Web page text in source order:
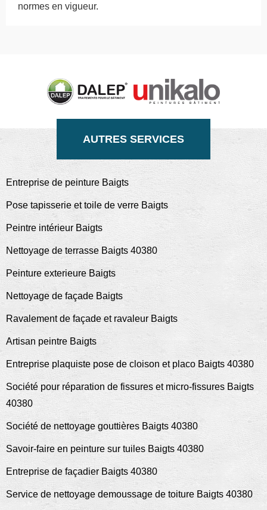
normes en vigueur.
AUTRES SERVICES
Entreprise de peinture Baigts
Pose tapisserie et toile de verre Baigts
Peintre intérieur Baigts
Nettoyage de terrasse Baigts 40380
Peinture exterieure Baigts
Nettoyage de façade Baigts
Ravalement de façade et ravaleur Baigts
Artisan peintre Baigts
Entreprise plaquiste pose de cloison et placo Baigts 40380
Société pour réparation de fissures et micro-fissures Baigts
40380
Société de nettoyage gouttières Baigts 40380
Savoir-faire en peinture sur tuiles Baigts 40380
Entreprise de façadier Baigts 40380
Service de nettoyage demoussage de toiture Baigts 40380